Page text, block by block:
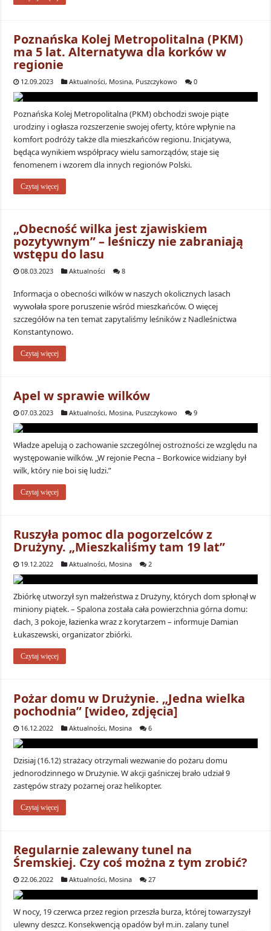
Poznańska Kolej Metropolitalna (PKM)
ma 5 lat. Alternatywa dla korków w
regionie
12.09.2023 Aktualności, Mosina, Puszczykowo 0
Poznańska Kolej Metropolitalna (PKM) obchodzi swoje piąte
urodziny i ogłasza rozszerzenie swojej oferty, które wpłynie na
komfort podróży także dla mieszkańców regionu. Inicjatywa,
będąca wynikiem współpracy wielu samorządów, staje się
fenomenem i wzorem dla innych regionów Polski.
Czytaj więcej
„Obecność wilka jest zjawiskiem
pozytywnym” – leśniczy nie zabraniają
wstępu do lasu
08.03.2023 Aktualności 8
Informacja o obecności wilków w naszych okolicznych lasach
wywołała spore poruszenie wśród mieszkańców. O więcej
szczegółów na ten temat zapytaliśmy leśników z Nadleśnictwa
Konstantynowo.
Czytaj więcej
Apel w sprawie wilków
07.03.2023 Aktualności, Mosina, Puszczykowo 9
Władze apelują o zachowanie szczególnej ostrożności ze względu na
występowanie wilków. „W rejonie Pecna – Borkowice widziany był
wilk, który nie boi się ludzi.”
Czytaj więcej
Ruszyła pomoc dla pogorzelców z
Drużyny. „Mieszkaliśmy tam 19 lat”
19.12.2022 Aktualności, Mosina 2
Zbiórkę utworzył syn małżeństwa z Drużyny, których dom spłonął w
miniony piątek. – Spalona została cała powierzchnia górna domu:
dach, 3 pokoje, łazienka wraz z korytarzem – informuje Damian
Łukaszewski, organizator zbiórki.
Czytaj więcej
Pożar domu w Drużynie. „Jedna wielka
pochodnia” [wideo, zdjęcia]
16.12.2022 Aktualności, Mosina 6
Dzisiaj (16.12) strażacy otrzymali wezwanie do pożaru domu
jednorodzinnego w Drużynie. W akcji gaśniczej brało udział 9
zastępów straży pożarnej oraz helikopter.
Czytaj więcej
Regularnie zalewany tunel na
Śremskiej. Czy coś można z tym zrobić?
22.06.2022 Aktualności, Mosina 27
W nocy, 19 czerwca przez region przeszła burza, której towarzyszył
ulewny deszcz. Konsekwencją opadów był m.in. zalany tunel